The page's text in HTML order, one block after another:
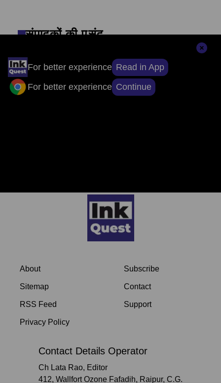
For better experience Read in App
For better experience Continue
संपादकों की पसंद
सुर्खियों से परे, सच्चाई तक: ऐप डाउनलोड करें, खबरों
का असली चेहरा देखें।
About
Sitemap
RSS Feed
Privacy Policy
Subscribe
Contact
Support
Contact Details Operator
Ch Lata Rao, Editor
412, Wallfort Ozone Fafadih, Raipur, C.G.